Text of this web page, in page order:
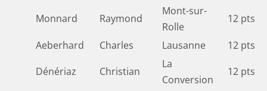
Monnard
Raymond
Mont-sur-
Rolle
12 pts
Aeberhard Charles Lausanne
12 pts
Dénériaz
Christian
La
Conversion
12 pts